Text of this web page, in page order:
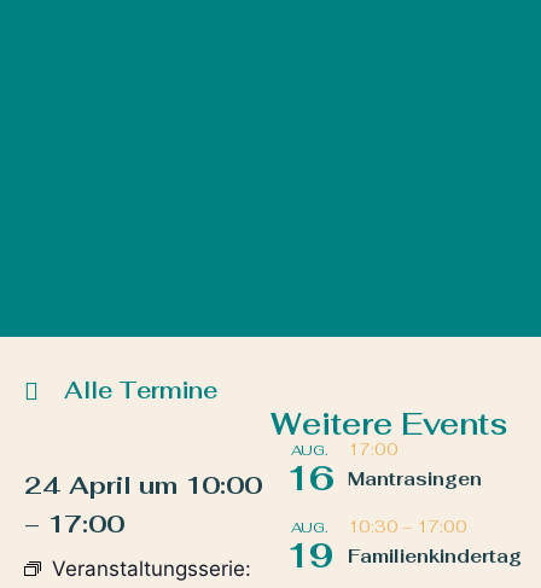
Alle Termine
24 April um 10:00
– 17:00
Veranstaltungsserie:
Weitere Events
AUG.
16
17:00
Mantrasingen
AUG.
19
10:30 – 17:00
Familienkindertag